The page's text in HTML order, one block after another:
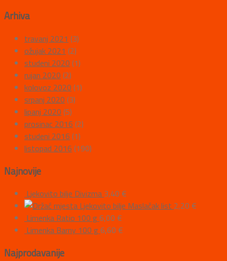
Arhiva
travanj 2021 (3)
ožujak 2021 (2)
studeni 2020 (1)
rujan 2020 (2)
kolovoz 2020 (1)
srpanj 2020 (3)
lipanj 2020 (5)
prosinac 2016 (2)
studeni 2016 (1)
listopad 2016 (190)
Najnovije
Ljekovito bilje Divizma 3,40 €
Ljekovito bilje Maslačak list 2,20 €
Limenka Ratio 100 g 6,00 €
Limenka Barny 100 g 6,60 €
Najprodavanije